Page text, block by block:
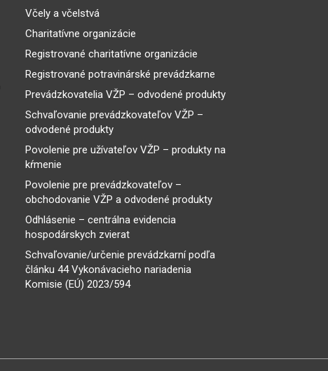
Včely a včelstvá
Charitatívne organizácie
Registrované charitatívne organizácie
Registrované potravinárské prevádzkarne
Prevádzkovatelia VŽP – odvodené produkty
Schvaľovanie prevádzkovateľov VŽP –
odvodené produkty
Povolenie pre užívateľov VŽP – produkty na
kŕmenie
Povolenie pre prevádzkovateľov –
obchodovanie VŽP a odvodené produkty
Odhlásenie – centrálna evidencia
hospodárskych zvierat
Schvaľovanie/určenie prevádzkarní podľa
článku 44 Vykonávacieho nariadenia
Komisie (EÚ) 2023/594